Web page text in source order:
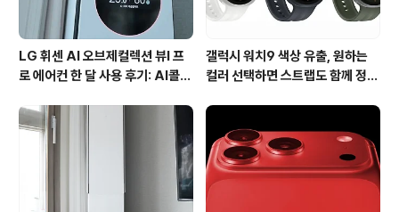
LG 휘센 AI 오브제컬렉션 뷰I 프
로 에어컨 한 달 사용 후기: AI콜드
갤럭시 워치9 색상 유출, 원하는
컬러 선택하면 스트랩도 함께 정해